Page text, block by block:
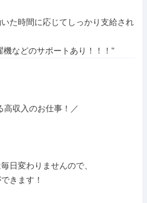
た時間に応じてしっかり支給され
などのサポートあり！！！"
高収入のお仕事！／
日変わりませんので、
きます！